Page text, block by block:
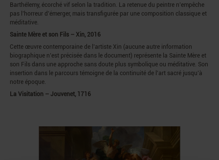
Barthélemy, écorché vif selon la tradition. La retenue du peintre n’empêche
pas l’horreur d’émerger, mais transfigurée par une composition classique et
méditative.
Sainte Mère et son Fils – Xin, 2016
Cette œuvre contemporaine de l’artiste Xin (aucune autre information
biographique n’est précisée dans le document) représente la Sainte Mère et
son Fils dans une approche sans doute plus symbolique ou méditative. Son
insertion dans le parcours témoigne de la continuité de l’art sacré jusqu’à
notre époque.
La Visitation – Jouvenet, 1716